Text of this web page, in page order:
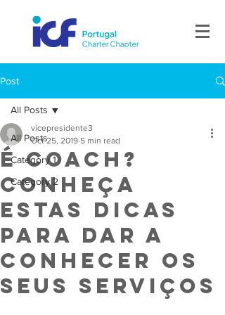
Post
All Posts
Category 1
Category 2
All Posts
É Coach?
Conheça
estas dicas
para dar a
conhecer os
seus serviços
vicepresidente3
Oct 25, 2019 5 min read